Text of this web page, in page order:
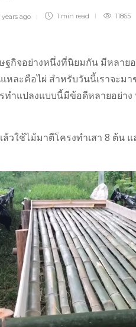
years ago 1 min read 11865
ฐกิจอย่างหนึ่งที่นิยมกัน มีหลา
หละคือไผ่ สำหรับวันนี้เราจะม
ทำแปลงแบบนี้มีข้อดีหลายอย่า
วใช้ไม้มาตีโครงทำเสา 8 ต้น